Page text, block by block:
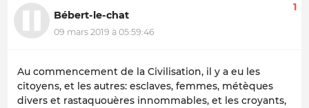
Bébert-le-chat
09 mars 2019 à 05:59:46
1
Au commencement de la Civilisation, il y a eu les
citoyens, et les autres: esclaves, femmes, métèques
divers et rastaquouères innommables, et les croyants,